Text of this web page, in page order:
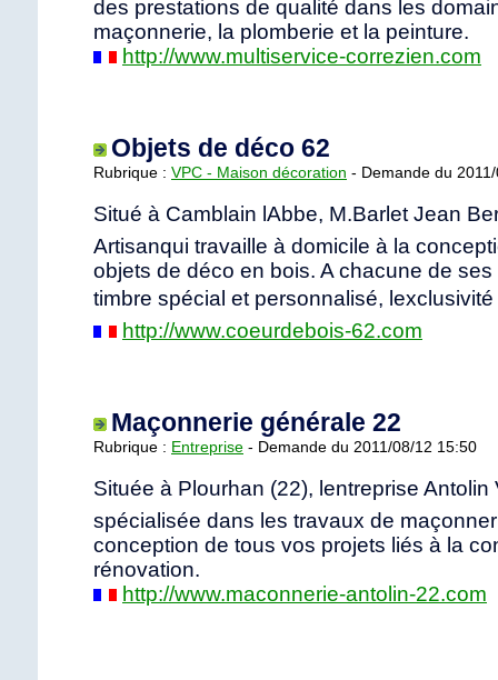
des prestations de qualité dans les
maçonnerie, la plomberie et la peinture.
http://www.multiservice-correzien.com
Objets de déco 62
Rubrique : VPC - Maison décoration - Demande du
Situé à Camblain lAbbe, M.Barlet Jean
Artisanqui travaille à domicile à la
objets de déco en bois. A chacune de
timbre spécial et personnalisé,
http://www.coeurdebois-62.com
Maçonnerie générale 22
Rubrique : Entreprise - Demande du 2011/08/12 15:50
Située à Plourhan (22), lentreprise
spécialisée dans les travaux de
conception de tous vos projets liés à la
rénovation.
http://www.maconnerie-antolin-22.com